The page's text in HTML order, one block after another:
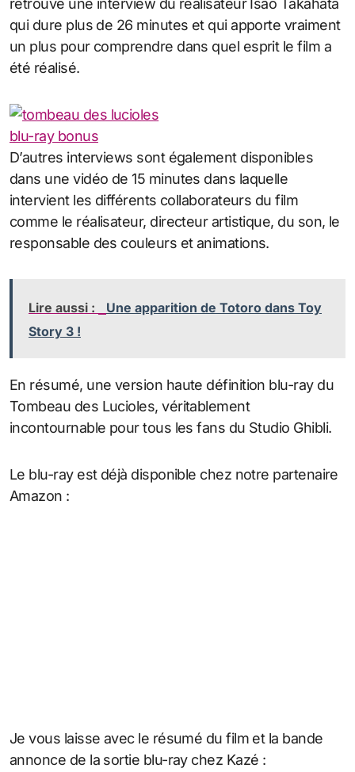
retrouve une interview du réalisateur Isao Takahata
qui dure plus de 26 minutes et qui apporte vraiment
un plus pour comprendre dans quel esprit le film a
été réalisé.
D’autres interviews sont également disponibles
dans une vidéo de 15 minutes dans laquelle
intervient les différents collaborateurs du film
comme le réalisateur, directeur artistique, du son, le
responsable des couleurs et animations.
Lire aussi :
Une apparition de Totoro dans Toy
Story 3 !
En résumé, une version haute définition blu-ray du
Tombeau des Lucioles, véritablement
incontournable pour tous les fans du Studio Ghibli.
Le blu-ray est déjà disponible chez notre partenaire
Amazon :
Je vous laisse avec le résumé du film et la bande
annonce de la sortie blu-ray chez Kazé :